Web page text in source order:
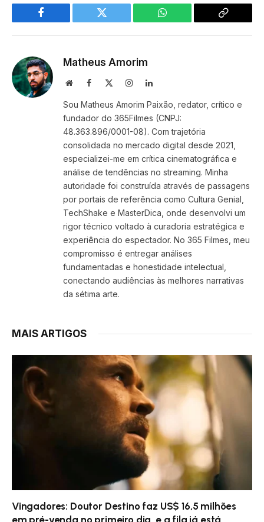
Facebook Twitter WhatsApp
Copy
Matheus Amorim
WebsiteFacebook InstagramLinkedIn
Sou Matheus Amorim Paixão, redator, crítico e
fundador do 365Filmes (CNPJ:
48.363.896/0001-08). Com trajetória
consolidada no mercado digital desde 2021,
especializei-me em crítica cinematográfica e
análise de tendências no streaming. Minha
autoridade foi construída através de passagens
por portais de referência como Cultura Genial,
TechShake e MasterDica, onde desenvolvi um
rigor técnico voltado à curadoria estratégica e
experiência do espectador. No 365 Filmes, meu
compromisso é entregar análises
fundamentadas e honestidade intelectual,
conectando audiências às melhores narrativas
da sétima arte.
MAIS ARTIGOS
Vingadores: Doutor Destino faz US$ 16,5 milhões
em pré-venda no primeiro dia, e a fila já está